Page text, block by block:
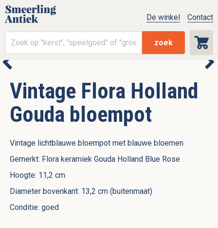
zoek
De winkel Contact
Vintage Flora Holland
Gouda bloempot
Vintage lichtblauwe bloempot met blauwe bloemen
Gemerkt: Flora keramiek Gouda Holland Blue Rose
Hoogte: 11,2 cm
Diameter bovenkant: 13,2 cm (buitenmaat)
Conditie: goed